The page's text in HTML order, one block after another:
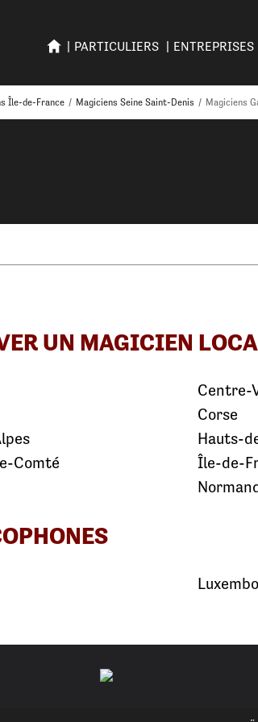
PARTICULIERS ENTREPRISES
Île-de-France / Magiciens Seine Saint-Denis / Magiciens
UN MAGICIEN
Comté
Centre-
Corse
Hauts-
Île-de-